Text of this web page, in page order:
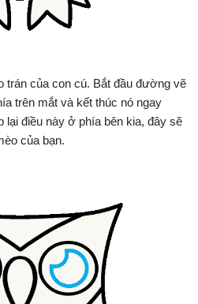
trán của con cú. Bắt đầu đường vẽ
trên mắt và kết thúc nó ngay
lại điều này ở phía bên kia, đây sẽ
của bạn.